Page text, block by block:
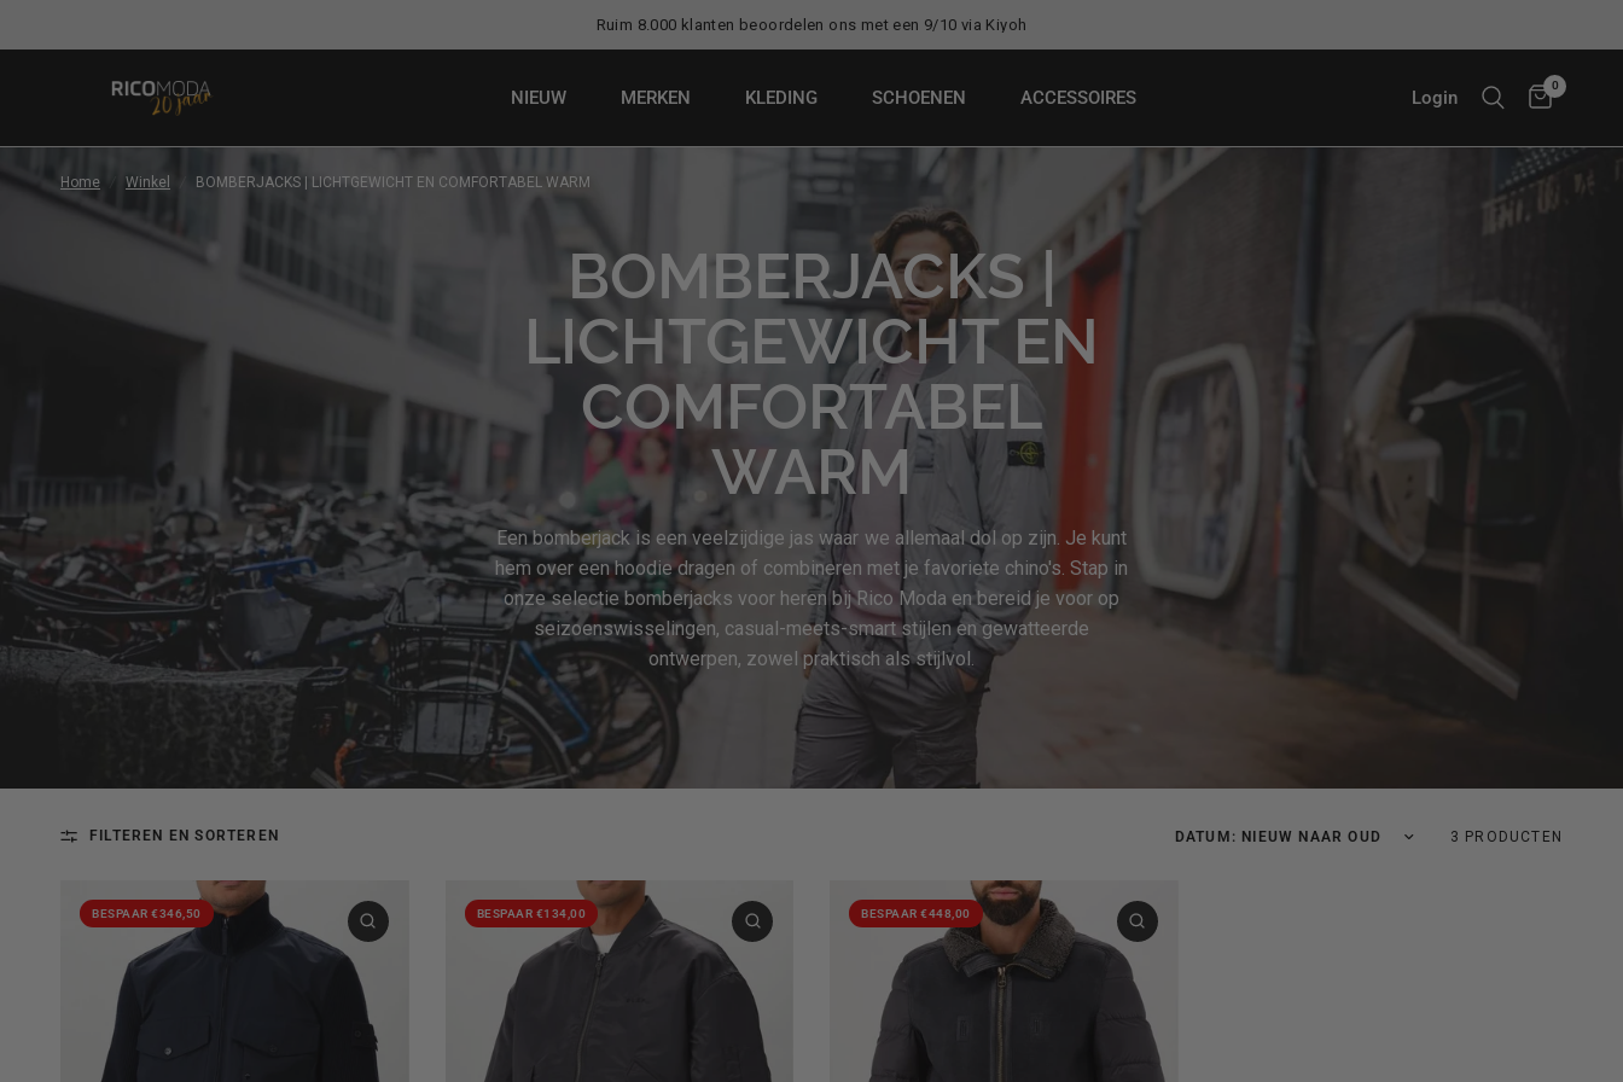
Ruim 8.000 klanten beoordelen ons met een 9/10 via Kiyoh
NIEUW MERKEN KLEDING SCHOENEN ACCESSOIRES Login
0
Home Winkel BOMBERJACKS | LICHTGEWICHT EN COMFORTABEL WARM
BOMBERJACKS |
LICHTGEWICHT EN
COMFORTABEL
WARM
Een bomberjack is een veelzijdige jas waar we allemaal dol op zijn. Je kunt
hem over een hoodie dragen of combineren met je favoriete chino's. Stap in
onze selectie bomberjacks voor heren bij Rico Moda en bereid je voor op
seizoenswisselingen, casual-meets-smart stijlen en gewatteerde
ontwerpen, zowel praktisch als stijlvol.
FILTEREN EN SORTEREN Sorteer op: 3 PRODUCTEN
BESPAAR €346,50 BESPAAR €134,00 BESPAAR €448,00